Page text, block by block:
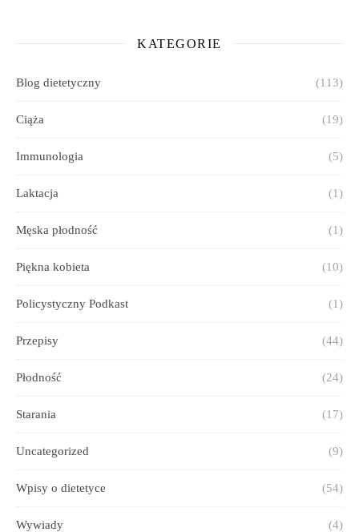
KATEGORIE
Blog dietetyczny (113)
Ciąża (19)
Immunologia (5)
Laktacja (1)
Męska płodność (1)
Piękna kobieta (10)
Policystyczny Podkast (1)
Przepisy (44)
Płodność (24)
Starania (17)
Uncategorized (9)
Wpisy o dietetyce (54)
Wywiady (4)